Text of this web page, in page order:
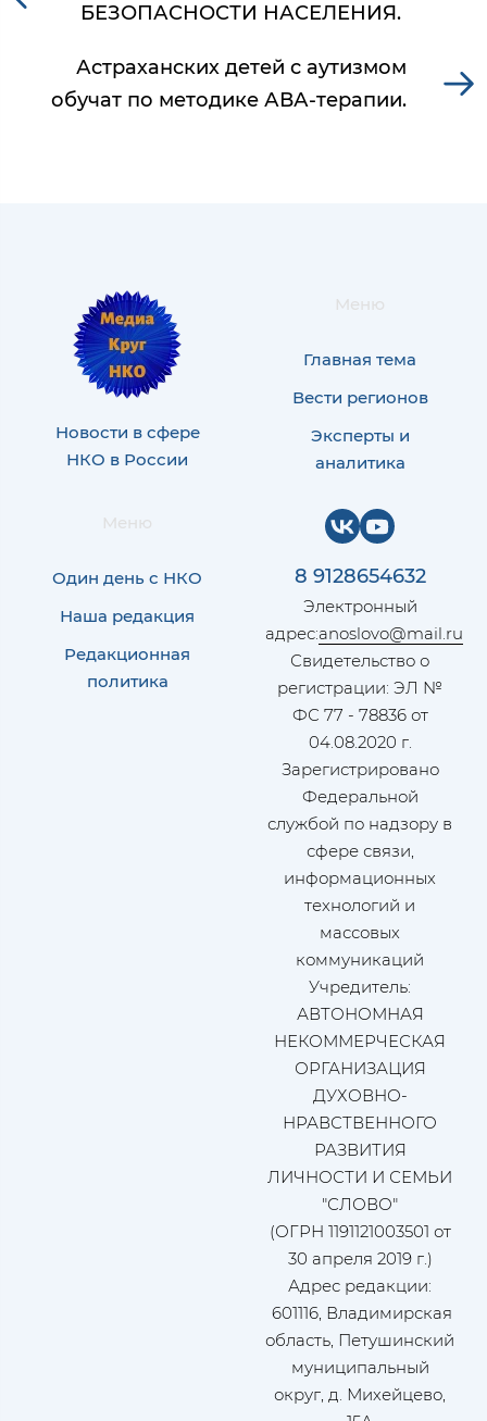
БЕЗОПАСНОСТИ НАСЕЛЕНИЯ.
Астраханских детей с аутизмом
обучат по методике АВА-терапии.
Новости в сфере
НКО в России
Меню
Главная тема
Вести регионов
Эксперты и
аналитика
Меню
Один день с НКО
Наша редакция
Редакционная
политика
8 9128654632
Электронный
адрес:anoslovo@mail.ru
Свидетельство о
регистрации: ЭЛ №
ФС 77 - 78836 от
04.08.2020 г.
Зарегистрировано
Федеральной
службой по надзору в
сфере связи,
информационных
технологий и
массовых
коммуникаций
Учредитель:
АВТОНОМНАЯ
НЕКОММЕРЧЕСКАЯ
ОРГАНИЗАЦИЯ
ДУХОВНО-
НРАВСТВЕННОГО
РАЗВИТИЯ
ЛИЧНОСТИ И СЕМЬИ
"СЛОВО"
(ОГРН 1191121003501 от
30 апреля 2019 г.)
Адрес редакции:
601116, Владимирская
область, Петушинский
муниципальный
округ, д. Михейцево,